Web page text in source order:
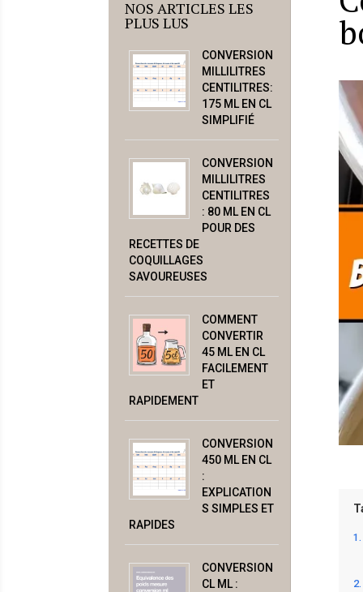
NOS ARTICLES LES
PLUS LUS
CONVERSION
MILLILITRES
CENTILITRES:
175 ML EN CL
SIMPLIFIÉ
CONVERSION
MILLILITRES
CENTILITRES
: 80 ML EN CL
POUR DES
RECETTES DE
COQUILLAGES
SAVOUREUSES
COMMENT
CONVERTIR
45 ML EN CL
FACILEMENT
ET
RAPIDEMENT
CONVERSION
450 ML EN CL
:
EXPLICATION
S SIMPLES ET
RAPIDES
CONVERSION
CL ML :